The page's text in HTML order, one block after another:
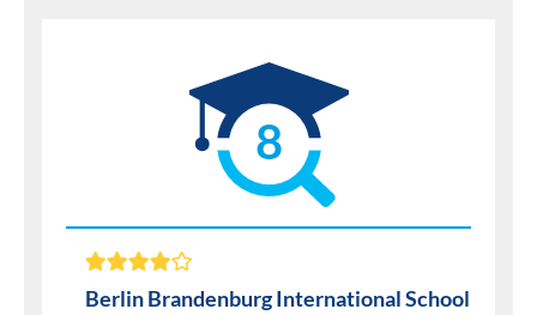
8
Berlin Brandenburg International School